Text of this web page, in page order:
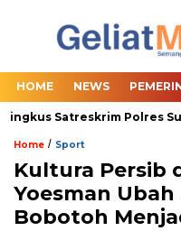
HOME NEWS
Satreskrim Polres
Home / Sport
Kultura Persib
Yoesman
Bobotoh